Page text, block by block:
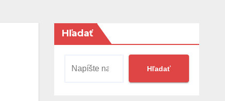
Hľadať
Hľadať